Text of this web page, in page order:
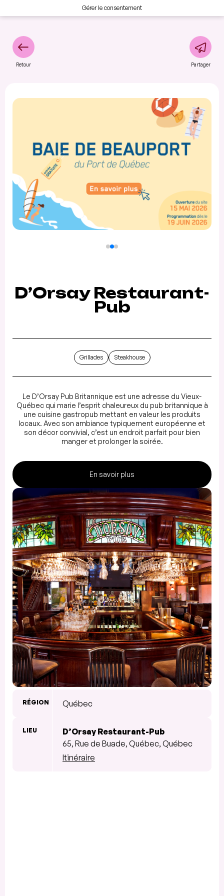
Gérer le consentement
Retour Partager
D’Orsay Restaurant-
Pub
Grillades Steakhouse
Le D’Orsay Pub Britannique est une adresse du Vieux-
Québec qui marie l’esprit chaleureux du pub britannique à
une cuisine gastropub mettant en valeur les produits
locaux. Avec son ambiance typiquement européenne et
son décor convivial, c’est un endroit parfait pour bien
manger et prolonger la soirée.
En savoir plus
RÉGION Québec
LIEU
D’Orsay Restaurant-Pub
65, Rue de Buade, Québec, Québec
Itinéraire